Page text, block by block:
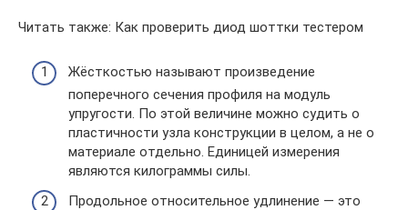
Читать также: Как проверить диод шоттки тестером
Жёсткостью называют произведение
поперечного сечения профиля на модуль
упругости. По этой величине можно судить о
пластичности узла конструкции в целом, а не о
материале отдельно. Единицей измерения
являются килограммы силы.
Продольное относительное удлинение — это